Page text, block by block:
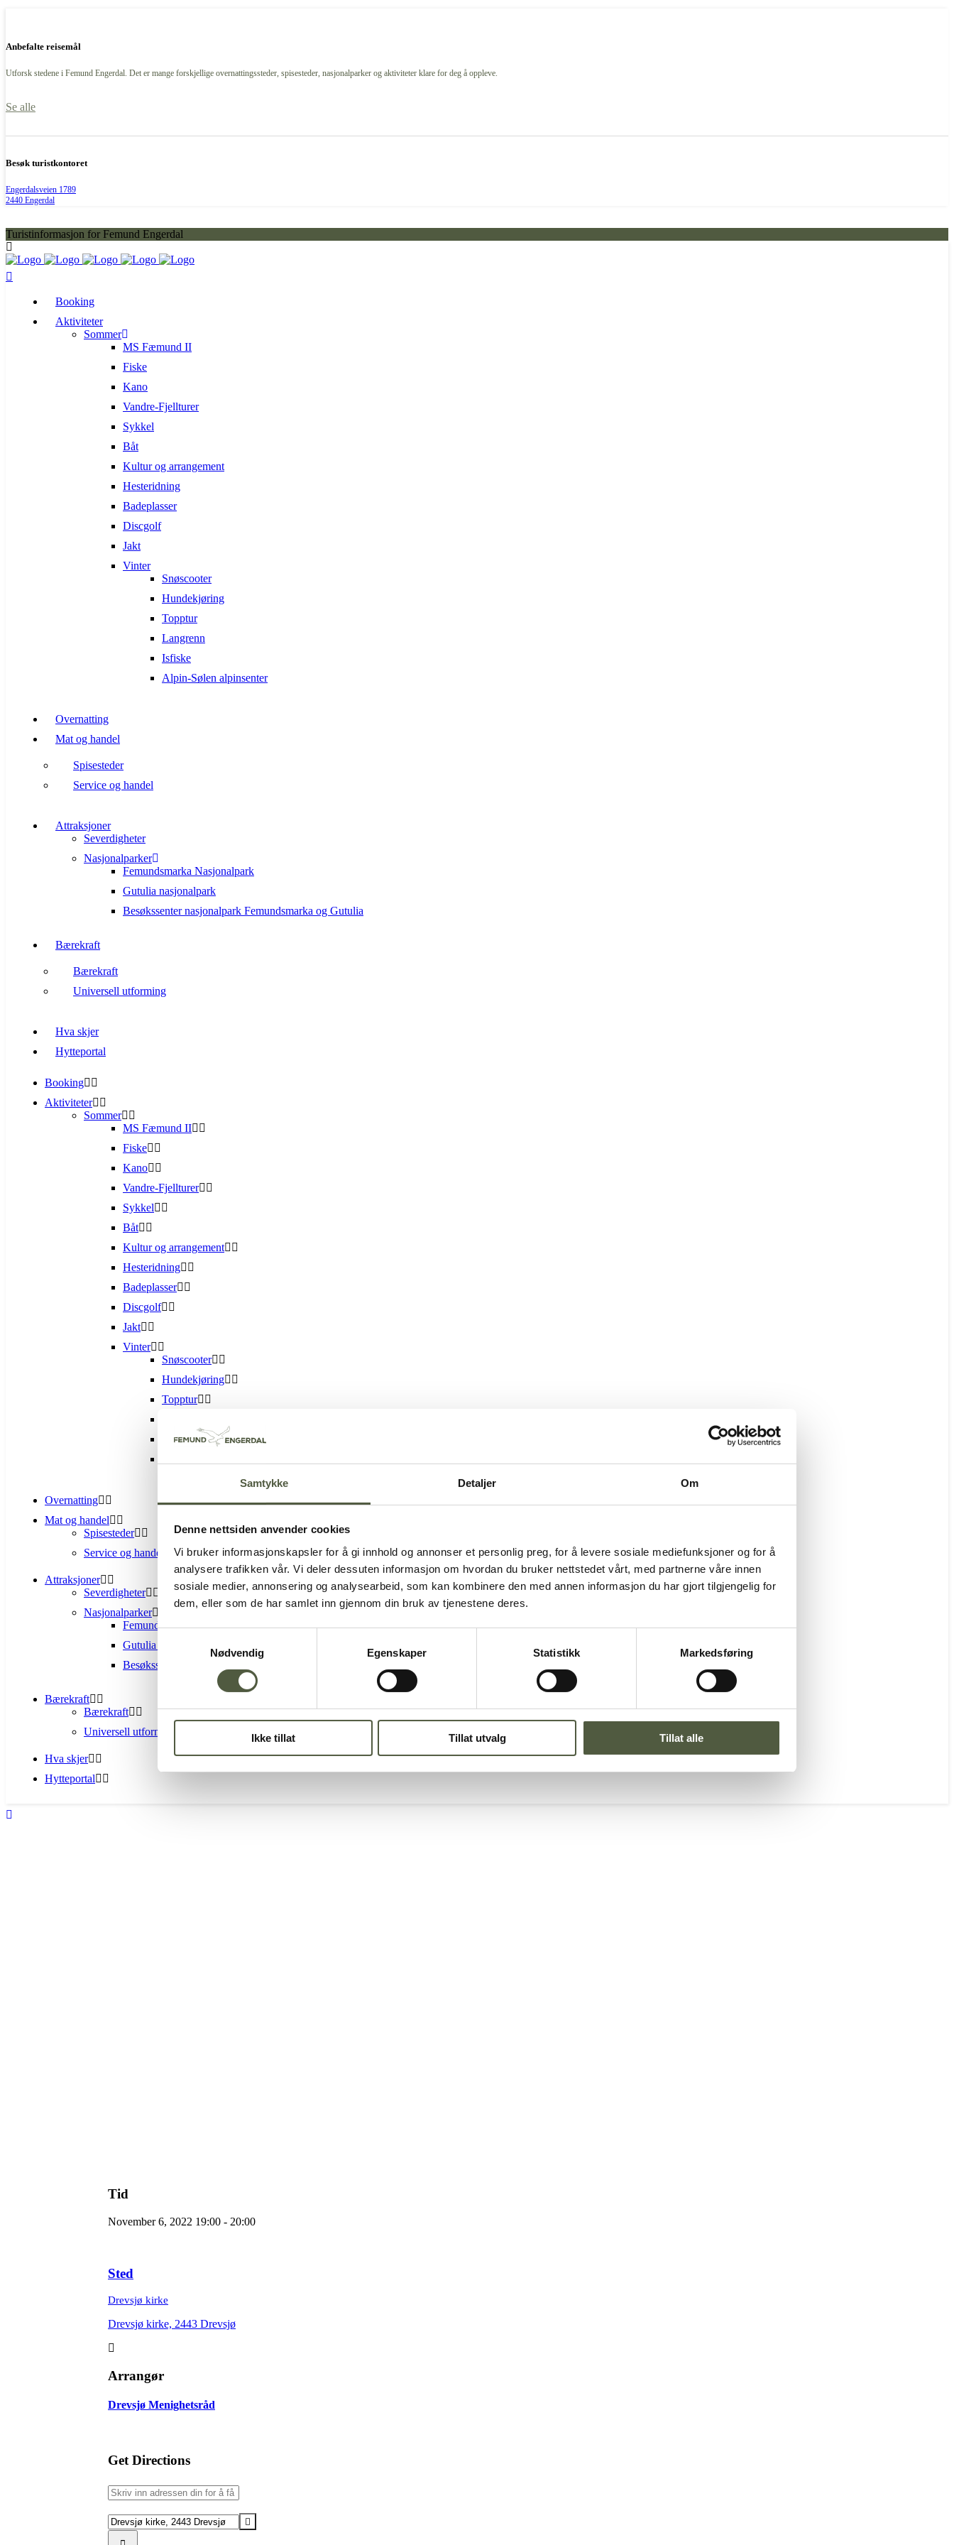
Samtykke Detaljer Om
Denne nettsiden anvender cookies
Vi bruker informasjonskapsler for å gi innhold og annonser et personlig preg, for å levere sosiale mediefunksjoner og for å
analysere trafikken vår. Vi deler dessuten informasjon om hvordan du bruker nettstedet vårt, med partnerne våre innen
sosiale medier, annonsering og analysearbeid, som kan kombinere den med annen informasjon du har gjort tilgjengelig for
dem, eller som de har samlet inn gjennom din bruk av tjenestene deres.
Nødvendig
Egenskaper Statistikk Markedsføring
Ikke tillat Tillat utvalg Tillat alle
Anbefalte reisemål
Utforsk stedene i Femund Engerdal. Det er mange forskjellige overnattingssteder, spisesteder, nasjonalparker og aktiviteter klare for deg å oppleve.
Se alle
Besøk turistkontoret
Engerdalsveien 1789
2440 Engerdal
Turistinformasjon for Femund Engerdal
Booking
Aktiviteter
Sommer
MS Fæmund II
Fiske
Kano
Vandre-Fjellturer
Sykkel
Båt
Kultur og arrangement
Hesteridning
Badeplasser
Discgolf
Jakt
Vinter
Snøscooter
Hundekjøring
Topptur
Langrenn
Isfiske
Alpin-Sølen alpinsenter
Overnatting
Mat og handel
Spisesteder
Service og handel
Attraksjoner
Severdigheter
Nasjonalparker
Femundsmarka Nasjonalpark
Gutulia nasjonalpark
Besøkssenter nasjonalpark Femundsmarka og Gutulia
Bærekraft
Bærekraft
Universell utforming
Hva skjer
Hytteportal
Booking
Aktiviteter
Sommer
MS Fæmund II
Fiske
Kano
Vandre-Fjellturer
Sykkel
Båt
Kultur og arrangement
Hesteridning
Badeplasser
Discgolf
Jakt
Vinter
Snøscooter
Hundekjøring
Topptur
Isfiske
Overnatting
Mat og handel
Spisesteder
Service og handel
Attraksjoner
Severdigheter
Nasjonalparker
Femundsmarka Nasjonalpark
Gutulia nasjonalpark
Besøkssenter nasjonalpark Femundsmarka og Gutulia
Bærekraft
Bærekraft
Universell utforming
Hva skjer
Hytteportal
Tid
November 6, 2022 19:00 - 20:00
Sted
Drevsjø kirke
Drevsjø kirke, 2443 Drevsjø
Arrangør
Drevsjø Menighetsråd
Get Directions
Address
-
Allehelgen-
gudstjeneste
Drevsjø
Destination
Address